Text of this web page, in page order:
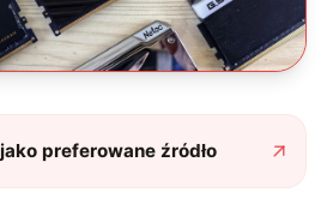
jako preferowane źródło